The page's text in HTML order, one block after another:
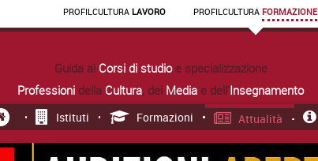
PROFILCULTURA LAVORO PROFILCULTURA FORMAZIONE
Guida ai Corsi di studioe specializzazione
Professioni della Cultura, dei Media e dell'Insegnamento
Istituti Formazioni Attualità